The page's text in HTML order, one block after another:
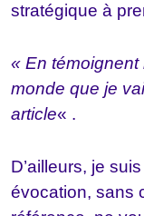
stratégique à
« En
monde que je
article« .
D’ailleurs, je
évocation, sans